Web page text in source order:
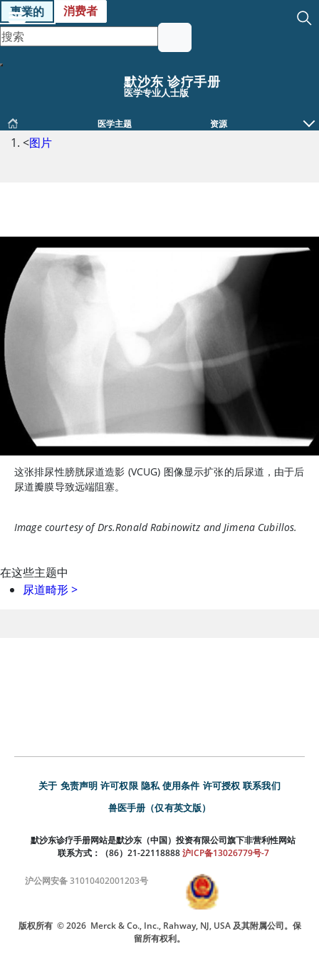
專業的 消费者
默沙东 诊疗手册
医学专业人士版
医学主题 资源
<图片
这张排尿性膀胱尿道造影 (VCUG) 图像显示扩张的后尿道，由于后
尿道瓣膜导致远端阻塞。
Image courtesy of Drs.Ronald Rabinowitz and Jimena Cubillos.
在这些主题中
尿道畸形>
关于 免责声明 许可权限 隐私 使用条件 许可授权 联系我们
兽医手册（仅有英文版）
默沙东诊疗手册网站是默沙东（中国）投资有限公司旗下非营利性网站
联系方式：（86）21-22118888 沪ICP备13026779号-7
沪公网安备 31010402001203号
版权所有 © 2026 Merck & Co., Inc., Rahway, NJ, USA 及其附属公司。保
留所有权利。